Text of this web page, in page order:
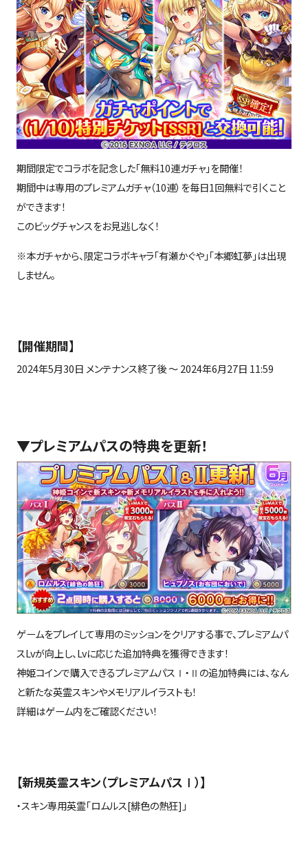
期間限定でコラボを記念した「無料10連ガチャ」を開催！
期間中は専用のプレミアムガチャ（10連）を毎日1回無料で引くこと
ができます！
このビッグチャンスをお見逃しなく！
※本ガチャから、限定コラボキャラ「有瀬かぐや」「本郷虹夢」は出現
しません。
【開催期間】
2024年5月30日 メンテナンス終了後 ～2024年6月27日 11:59
▼プレミアムパスの特典を更新！
ゲームをプレイして専用のミッションをクリアする事で、プレミアムパ
スLvが向上し、Lvに応じた追加特典を獲得できます！
神姫コインで購入できるプレミアムパス Ⅰ ・ Ⅱ の追加特典には、なん
と新たな英霊スキンやメモリアルイラストも！
詳細はゲーム内をご確認ください！
【新規英霊スキン（プレミアムパス Ⅰ ）】
・スキン専用英霊「ロムルス[緋色の熱狂] 」